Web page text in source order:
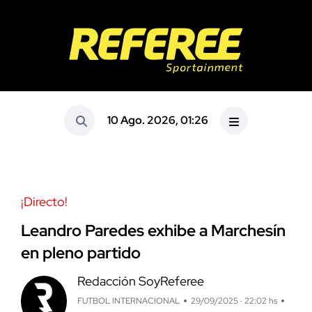
10 Ago. 2026, 01:26
¡Directo!
Leandro Paredes exhibe a Marchesín
en pleno partido
Redacción SoyReferee
FUTBOL INTERNACIONAL 29/09/2025 · 22:02 hs